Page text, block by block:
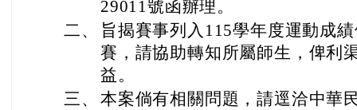
29011號函辦理。
二、
旨揭賽事列入115學年度運動成
賽，請協助轉知所屬師生，俾利
益。
三、 本案倘有相關問題，請逕洽中華